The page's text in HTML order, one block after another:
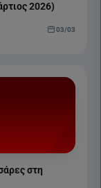
2026)
03/03
στη